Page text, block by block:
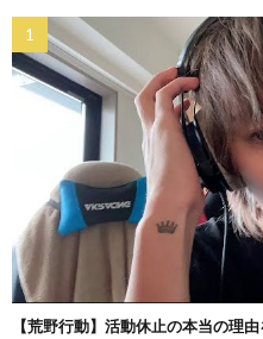
【荒野行動】活動休止の本当の理